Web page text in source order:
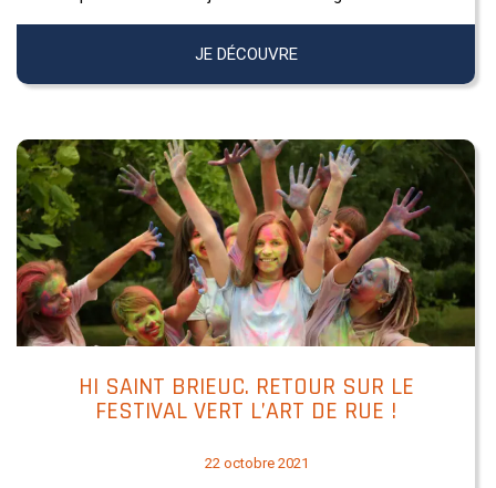
JE DÉCOUVRE
HI SAINT BRIEUC. RETOUR SUR LE
FESTIVAL VERT L’ART DE RUE !
22 octobre 2021